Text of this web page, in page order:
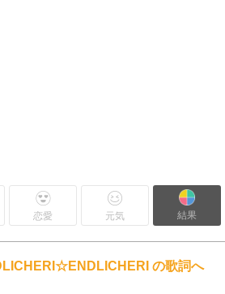
恋愛 元気 結果
の歌詞へ